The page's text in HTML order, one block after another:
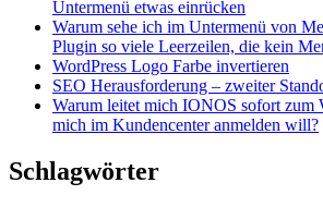
Untermenü etwas einrücken
Warum sehe ich im Untermenü von
Plugin so viele Leerzeilen, die kein
WordPress Logo Farbe invertieren
SEO Herausforderung – zweiter
Warum leitet mich IONOS sofort zum
mich im Kundencenter anmelden will?
Schlagwörter